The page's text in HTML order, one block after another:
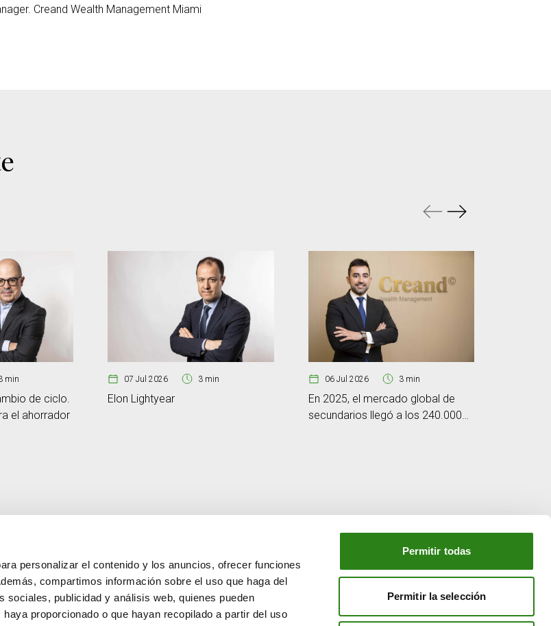
personalizar el contenido y los anuncios, ofrecer funciones
compartimos información sobre el uso que haga del
sociales, publicidad y análisis web, quienes pueden
proporcionado o que hayan recopilado a partir del uso
Permitir todas
Permitir la selección
Creand Wealth Management Miami
min
de ciclo.
el ahorrador
07 Jul 2026 3 min
Elon Lightyear
06 Jul 2026 3 min
En 2025, el mercado global de
secundarios llegó a los 240.000
CONTACTO
+376 88 88 88
MÁS CREAND
Gobierno corporativo
Actualidad
NUESTRO GRUPO